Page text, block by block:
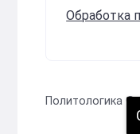
Обработка
Политологика ©